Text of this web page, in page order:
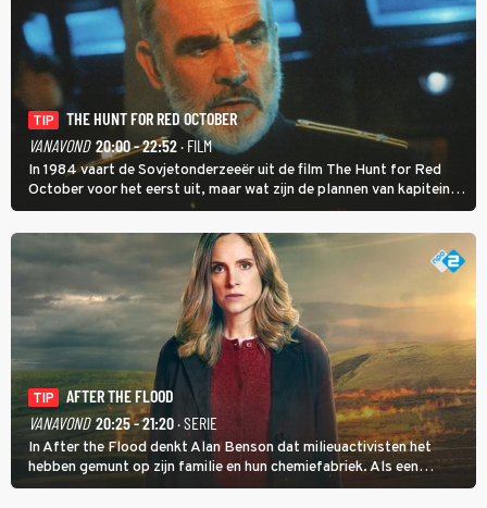
TIP
THE HUNT FOR RED OCTOBER
VANAVOND 20:00 - 22:52· FILM
In 1984 vaart de Sovjetonderzeeër uit de film The Hunt for Red
October voor het eerst uit, maar wat zijn de plannen van kapitein
Marko Ramius?
TIP
AFTER THE FLOOD
VANAVOND 20:25 - 21:20· SERIE
In After the Flood denkt Alan Benson dat milieuactivisten het
hebben gemunt op zijn familie en hun chemiefabriek. Als een
brandende boodschap in het veen de boel op scherp zet, besluit